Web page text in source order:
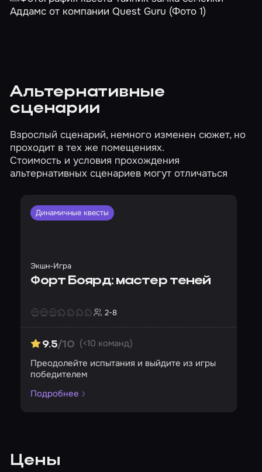
Альтернативные
сценарии
Взрослый сценарий, немного изменен сюжет, но
проходит в тех же помещениях.
Стоимость и условия прохождения
альтернативных сценариев могут отличаться
Динамичные квесты
Экшн-Игра
Форт Боярд: мастер теней
2-8
9.5/10 (<10 команд)
Преодолейте испытания и выйдите из игры
победителем
Подробнее
Цены